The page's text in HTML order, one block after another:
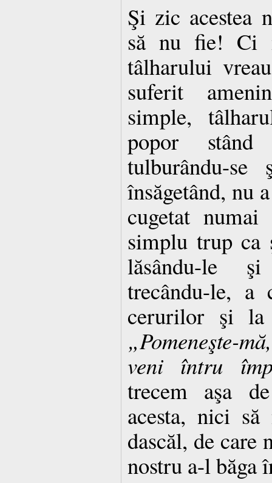
Şi zic acestea
să nu fie! Ci
tâlharului
suferit
simple,
popor stând
tulburându-
însăgetând, nu
cugetat
simplu trup ca
lăsându-le
trecându-le, a
cerurilor şi
„Pomeneşte-
veni întru
trecem aşa
acesta, nici
dascăl, de care
nostru a-l băga